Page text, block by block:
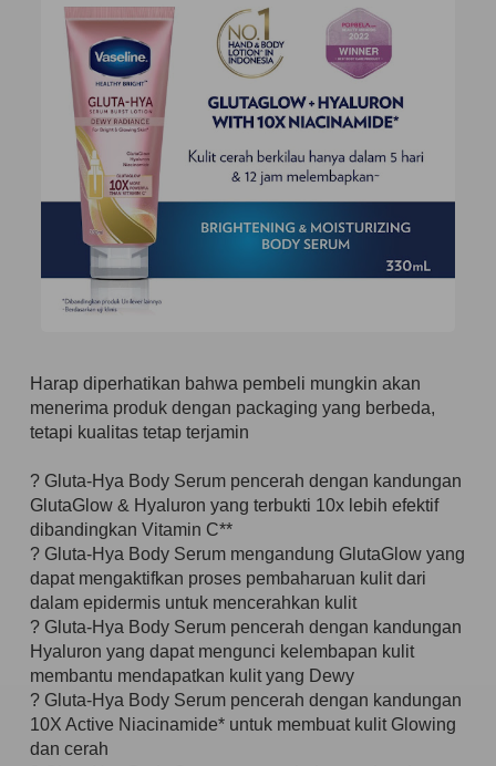
Harap diperhatikan bahwa pembeli mungkin akan
menerima produk dengan packaging yang berbeda,
tetapi kualitas tetap terjamin
? Gluta-Hya Body Serum pencerah dengan kandungan
GlutaGlow & Hyaluron yang terbukti 10x lebih efektif
dibandingkan Vitamin C**
? Gluta-Hya Body Serum mengandung GlutaGlow yang
dapat mengaktifkan proses pembaharuan kulit dari
dalam epidermis untuk mencerahkan kulit
? Gluta-Hya Body Serum pencerah dengan kandungan
Hyaluron yang dapat mengunci kelembapan kulit
membantu mendapatkan kulit yang Dewy
? Gluta-Hya Body Serum pencerah dengan kandungan
10X Active Niacinamide* untuk membuat kulit Glowing
dan cerah